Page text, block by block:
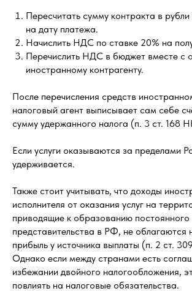
Пересчитать сумму контракта в
на дату платежа.
Начислить НДС по ставке 20% на
Перечислить НДС в бюджет вместе с
иностранному контрагенту.
После перечисления средств
налоговый агент выписывает сам себе
сумму удержанного налога (п. 3 ст. 168
Если услуги оказываются за пределами
удерживается.
Также стоит учитывать, что доходы
исполнителя от оказания услуг на
приводящие к образованию постоянного
представительства в РФ, не облагаются
прибыль у источника выплаты (п. 2 ст.
Однако если между странами есть
избежании двойного налогообложения,
повлиять на налоговые обязательства.